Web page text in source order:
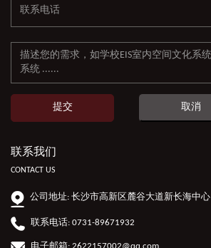
提交 取消
联系我们
CONTACT US
公司地址: 长沙市高新区麓谷大道新长海中心
联系电话: 0731-89671932
电子邮箱: 2622157002@qq.com